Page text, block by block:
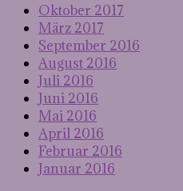
Oktober 2017
März 2017
September 2016
August 2016
Juli 2016
Juni 2016
Mai 2016
April 2016
Februar 2016
Januar 2016